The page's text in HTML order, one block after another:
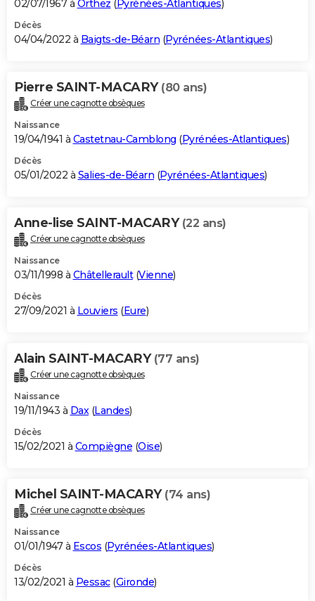
02/07/1967 à Orthez ( Pyrénées-Atlantiques)
Décès
04/04/2022 à Baigts-de-Béarn (Pyrénées-Atlantiques)
Pierre SAINT-MACARY (80 ans)
Créer une cagnotte obsèques
Naissance
19/04/1941 à Castetnau-Camblong (Pyrénées-Atlantiques)
Décès
05/01/2022 à Salies-de-Béarn (Pyrénées-Atlantiques)
Anne-lise SAINT-MACARY (22 ans)
Créer une cagnotte obsèques
Naissance
03/11/1998 à Châtellerault(Vienne)
Décès
27/09/2021 à Louviers (Eure)
Alain SAINT-MACARY (77 ans)
Créer une cagnotte obsèques
Naissance
19/11/1943 à Dax(Landes)
Décès
15/02/2021 à Compiègne (Oise)
Michel SAINT-MACARY (74 ans)
Créer une cagnotte obsèques
Naissance
01/01/1947 à Escos (Pyrénées-Atlantiques)
Décès
13/02/2021 à Pessac(Gironde)